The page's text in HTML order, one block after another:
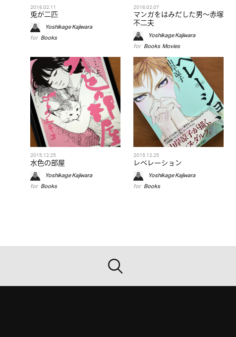
2016.02.11
兎が二匹
Yoshikage Kajiwara
for Books
2016.02.07
マンガをはみだした男〜赤塚
不二夫
Yoshikage Kajiwara
for Books,Movies
2015.12.25
水色の部屋
Yoshikage Kajiwara
for Books
2015.12.25
レベレーション
Yoshikage Kajiwara
for Books